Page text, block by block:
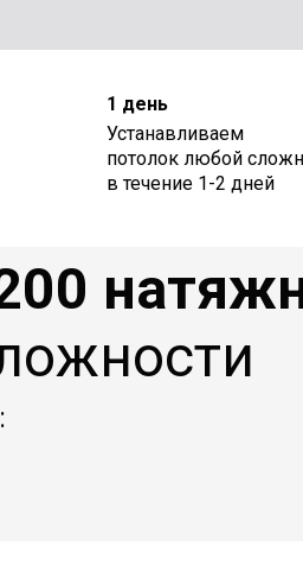
1 день
Устанавливаем
потолок любой
в течение 1-2 дней